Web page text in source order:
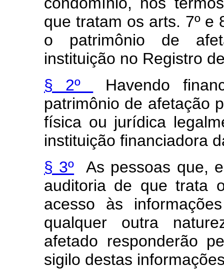
que tratam os arts. 7º e
o patrimônio de
instituição no Registro
§ 2º
Havendo
patrimônio de afetação
física ou jurídica
instituição financiadora
§ 3º As pessoas que,
auditoria de que trata
acesso às
qualquer outra
afetado responderão
sigilo destas